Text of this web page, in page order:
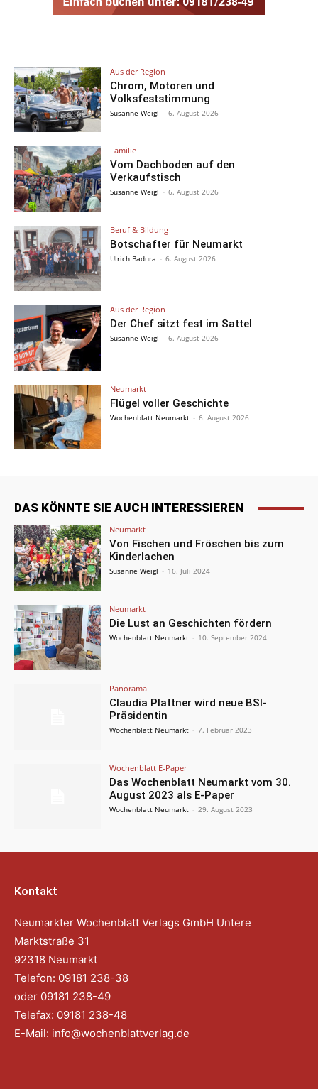
Aus der Region
Chrom, Motoren und
Volksfeststimmung
Susanne Weigl - 6. August 2026
Familie
Vom Dachboden auf den
Verkaufstisch
Susanne Weigl - 6. August 2026
Beruf & Bildung
Botschafter für Neumarkt
Ulrich Badura - 6. August 2026
Aus der Region
Der Chef sitzt fest im Sattel
Susanne Weigl - 6. August 2026
Neumarkt
Flügel voller Geschichte
Wochenblatt Neumarkt - 6. August 2026
DAS KÖNNTE SIE AUCH INTERESSIEREN
Neumarkt
Von Fischen und Fröschen bis zum
Kinderlachen
Susanne Weigl - 16. Juli 2024
Neumarkt
Die Lust an Geschichten fördern
Wochenblatt Neumarkt - 10. September 2024
Panorama
Claudia Plattner wird neue BSI-
Präsidentin
Wochenblatt Neumarkt - 7. Februar 2023
Wochenblatt E-Paper
Das Wochenblatt Neumarkt vom 30.
August 2023 als E-Paper
Wochenblatt Neumarkt - 29. August 2023
Kontakt
Neumarkter Wochenblatt Verlags GmbH Untere
Marktstraße 31
92318 Neumarkt
Telefon: 09181 238-38
oder 09181 238-49
Telefax: 09181 238-48
E-Mail: info@wochenblattverlag.de